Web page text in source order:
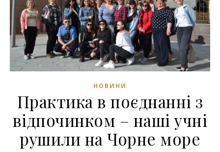
НОВИНИ
Практика в поєднанні з
відпочинком – наші учні
рушили на Чорне море